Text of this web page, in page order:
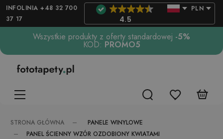
INFOLINIA +48 32 700
37 17
4.5
PLN
Wszystkie produkty z oferty standardowej -5%
KOD: PROMO5
STRONA GŁÓWNA
PANELE WINYLOWE
PANEL ŚCIENNY WZÓR OZDOBIONY KWIATAMI